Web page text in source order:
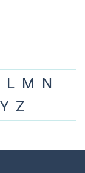
L M N
Y Z